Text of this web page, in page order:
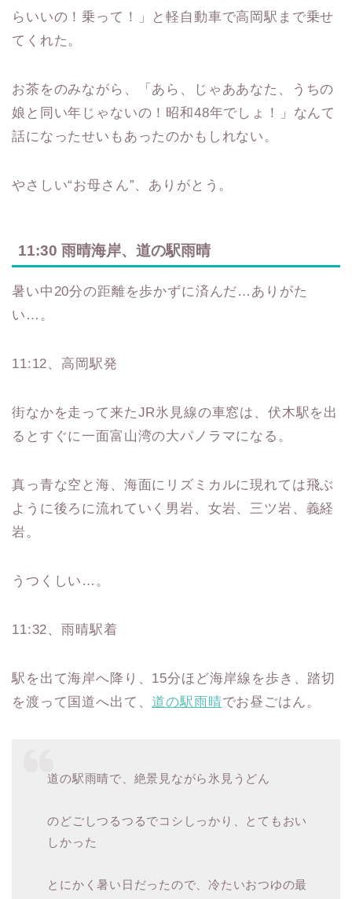
らいいの！乗って！」と軽自動車で高岡駅まで乗せ
てくれた。
お茶をのみながら、「あら、じゃああなた、うちの
娘と同い年じゃないの！昭和48年でしょ！」なんて
話になったせいもあったのかもしれない。
やさしい“お母さん”、ありがとう。
11:30 雨晴海岸、道の駅雨晴
暑い中20分の距離を歩かずに済んだ…ありがた
い…。
11:12、高岡駅発
街なかを走って来たJR氷見線の車窓は、伏木駅を出
るとすぐに一面富山湾の大パノラマになる。
真っ青な空と海、海面にリズミカルに現れては飛ぶ
ように後ろに流れていく男岩、女岩、三ツ岩、義経
岩。
うつくしい…。
11:32、雨晴駅着
駅を出て海岸へ降り、15分ほど海岸線を歩き、踏切
を渡って国道へ出て、道の駅雨晴でお昼ごはん。
道の駅雨晴で、絶景見ながら氷見うどん
のどごしつるつるでコシしっかり、とてもおい
しかった
とにかく暑い日だったので、冷たいおつゆの最